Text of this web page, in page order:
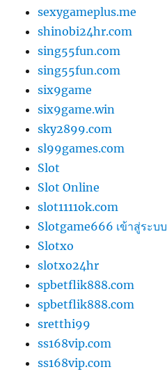
sexygameplus.me
shinobi24hr.com
sing55fun.com
sing55fun.com
six9game
six9game.win
sky2899.com
sl99games.com
Slot
Slot Online
slot1111ok.com
Slotgame666 เข้าสู่ระบบ
Slotxo
slotxo24hr
spbetflik888.com
spbetflik888.com
sretthi99
ss168vip.com
ss168vip.com